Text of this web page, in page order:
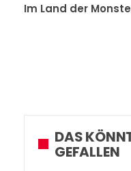
Im Land der
DAS
GEFALLEN